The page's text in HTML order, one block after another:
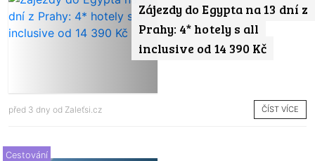
Zájezdy do Egypta na 13 dní z
Prahy: 4* hotely s all
inclusive od 14 390 Kč
před 3 dny od Zaleťsi.cz ČÍST VÍCE
Cestování